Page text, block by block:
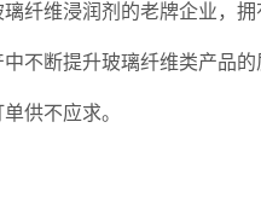
维浸润剂的老牌企业，拥
不断提升玻璃纤维类产品
供不应求。